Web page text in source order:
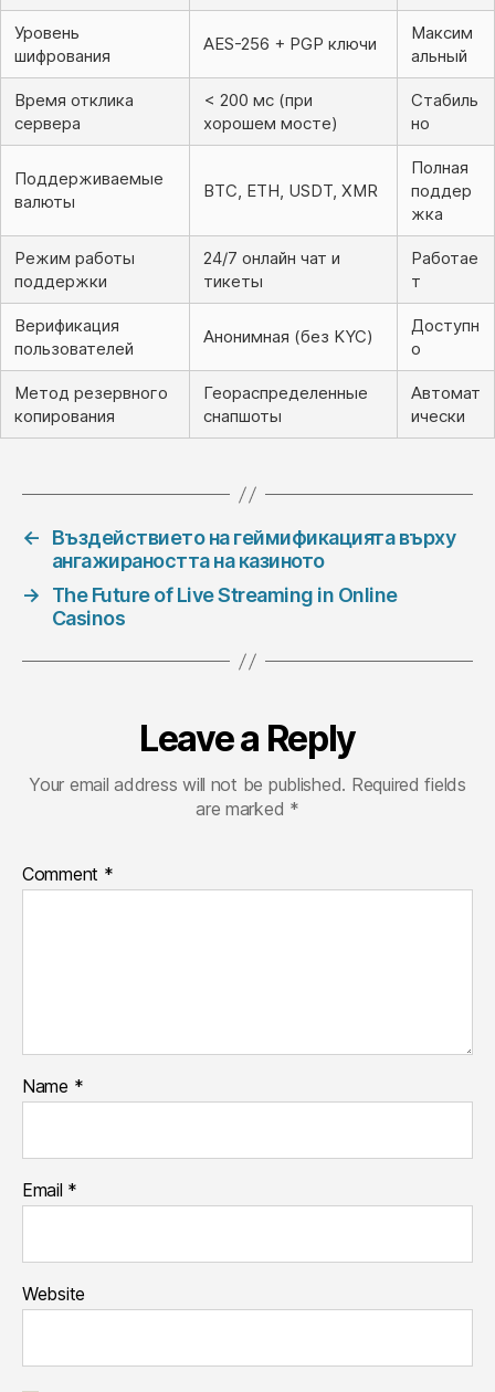
Уровень
шифрования
AES-256 + PGP ключи
Максим
альный
Время отклика
сервера
< 200 мс (при
хорошем мосте)
Стабиль
но
Поддерживаемые
валюты
BTC, ETH, USDT, XMR
Полная
поддер
жка
Режим работы
поддержки
24/7 онлайн чат и
тикеты
Работае
т
Верификация
пользователей
Анонимная (без KYC)
Доступн
о
Метод резервного
копирования
Геораспределенные
снапшоты
Автомат
ически
←
Въздействието на геймификацията върху
ангажираността на казиното
→
The Future of Live Streaming in Online
Casinos
Leave a Reply
Your email address will not be published. Required fields
are marked *
Comment *
Name *
Email *
Website